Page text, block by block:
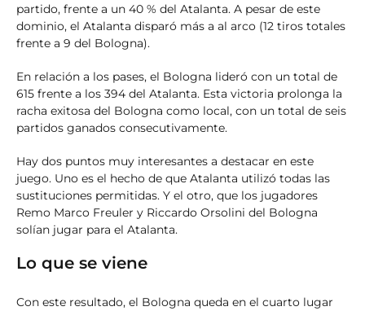
partido, frente a un 40 % del Atalanta. A pesar de este
dominio, el Atalanta disparó más a al arco (12 tiros totales
frente a 9 del Bologna).
En relación a los pases, el Bologna lideró con un total de
615 frente a los 394 del Atalanta. Esta victoria prolonga la
racha exitosa del Bologna como local, con un total de seis
partidos ganados consecutivamente.
Hay dos puntos muy interesantes a destacar en este
juego. Uno es el hecho de que Atalanta utilizó todas las
sustituciones permitidas. Y el otro, que los jugadores
Remo Marco Freuler y Riccardo Orsolini del Bologna
solían jugar para el Atalanta.
Lo que se viene
Con este resultado, el Bologna queda en el cuarto lugar